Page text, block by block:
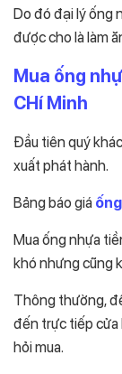
Do đó đại lý ống
được cho là làm
Mua ống
CHí Minh
Đầu tiên quý
xuất phát hành.
Bảng báo giá
Mua ống nhựa
khó nhưng cũng
Thông thường,
đến trực tiếp cửa
hỏi mua.